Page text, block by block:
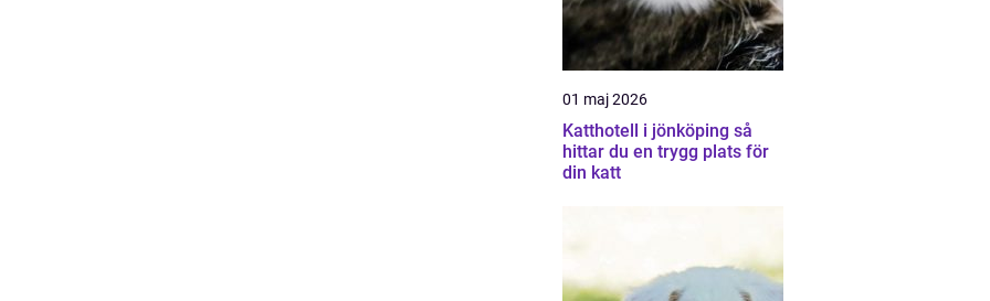
01 maj 2026
Katthotell i jönköping så
hittar du en trygg plats för
din katt